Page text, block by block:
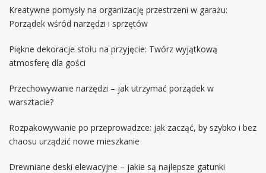
Kreatywne pomysły na organizację przestrzeni w garażu:
Porządek wśród narzędzi i sprzętów
Piękne dekoracje stołu na przyjęcie: Twórz wyjątkową
atmosferę dla gości
Przechowywanie narzędzi – jak utrzymać porządek w
warsztacie?
Rozpakowywanie po przeprowadzce: jak zacząć, by szybko i bez
chaosu urządzić nowe mieszkanie
Drewniane deski elewacyjne – jakie są najlepsze gatunki